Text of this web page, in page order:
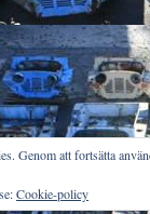
Genom att fortsätta
Cookie-policy